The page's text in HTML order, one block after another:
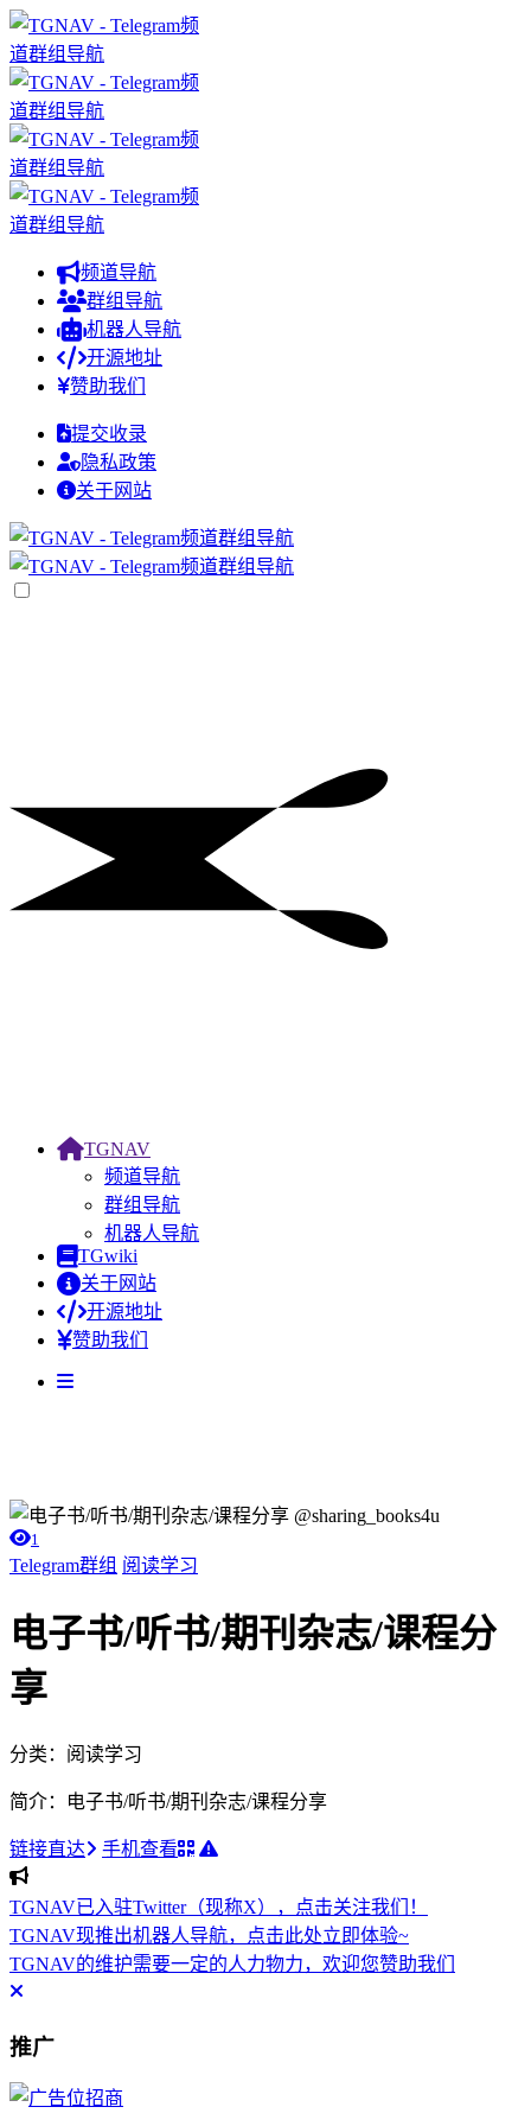
频道导航
群组导航
机器人导航
开源地址
赞助我们
提交收录
隐私政策
关于网站
TGNAV
频道导航
群组导航
机器人导航
TGwiki
关于网站
开源地址
赞助我们
1
Telegram群组 阅读学习
电子书/听书/期刊杂志/课程分
享
分类：阅读学习
简介：电子书/听书/期刊杂志/课程分享
链接直达 手机查看
TGNAV已入驻Twitter（现称X），点击关注我们！
TGNAV现推出机器人导航，点击此处立即体验~
TGNAV的维护需要一定的人力物力，欢迎您赞助我们
推广